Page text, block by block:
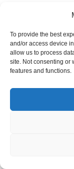
To provide the best
and/or access device
allow us to process
site. Not consenting or
features and functions.
The Bulgarian
© 2026